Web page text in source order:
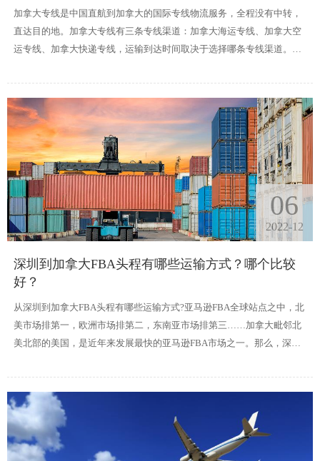
加拿大专线是中国直航到加拿大的国际专线物流服务，全程没有中转，
直达目的地。加拿大专线有三条专线渠道：加拿大海运专线、加拿大空
运专线、加拿大快递专线，运输到达时间取决于选择哪条专线渠道。今
06
2022-12
深圳到加拿大FBA头程有哪些运输方式？哪个比较
好？
从深圳到加拿大FBA头程有哪些运输方式?亚马逊FBA全球站点之中，北
美市场排第一，欧洲市场排第二，东南亚市场排第三……加拿大毗邻北
美北部的美国，是近年来发展最快的亚马逊FBA市场之一。那么，深圳